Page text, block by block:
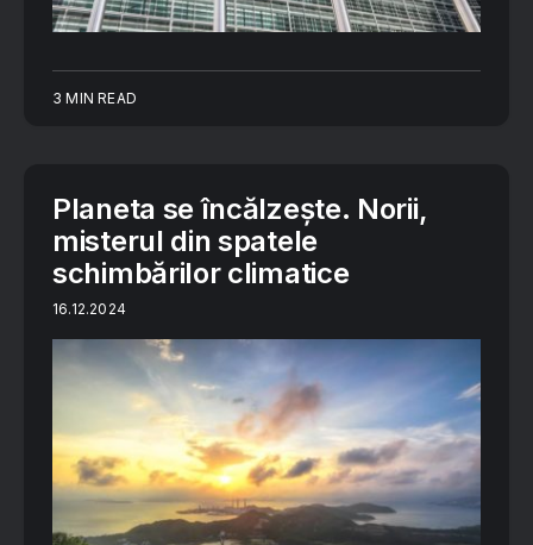
3 MIN READ
Planeta se încălzește. Norii,
misterul din spatele
schimbărilor climatice
16.12.2024